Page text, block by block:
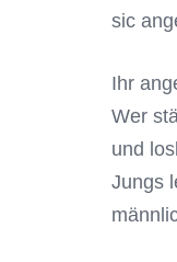
sic
Ihr
Wer
und
Jungs